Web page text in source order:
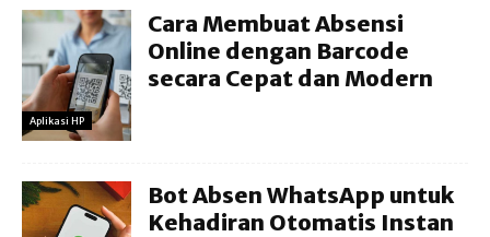
Aplikasi HP
Cara Membuat Absensi
Online dengan Barcode
secara Cepat dan Modern
Bot Absen WhatsApp untuk
Kehadiran Otomatis Instan